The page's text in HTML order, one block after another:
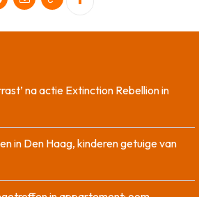
na actie Extinction Rebellion in
in Den Haag, kinderen getuige van